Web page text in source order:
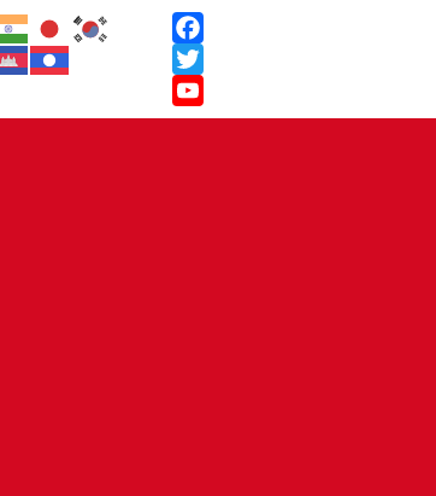
Facebook
Twitter
YouTube